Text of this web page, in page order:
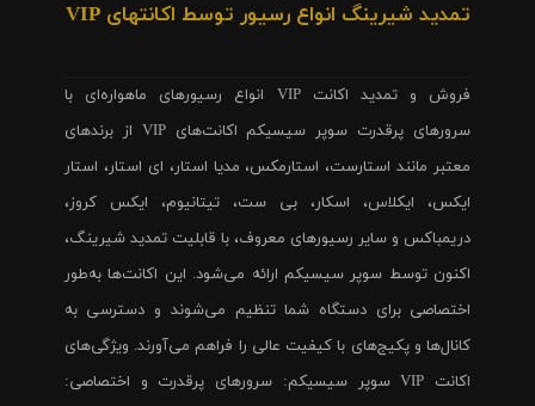
تمدید شیرینگ انواع رسیور توسط اکانتهای VIP
فروش و تمدید اکانت VIP انواع رسیورهای ماهواره‌ای با
سرورهای پرقدرت سوپر سیسیکم اکانت‌های VIP از برندهای
معتبر مانند استارست، استارمکس، مدیا استار، ای استار، استار
ایکس، ایکلاس، اسکار، بی ست، تیتانیوم، ایکس کروز،
دریمباکس و سایر رسیورهای معروف، با قابلیت تمدید شیرینگ،
اکنون توسط سوپر سیسیکم ارائه می‌شود. این اکانت‌ها به‌طور
اختصاصی برای دستگاه شما تنظیم می‌شوند و دسترسی به
کانال‌ها و پکیج‌های با کیفیت عالی را فراهم می‌آورند. ویژگی‌های
اکانت VIP سوپر سیسیکم: سرورهای پرقدرت و اختصاصی: